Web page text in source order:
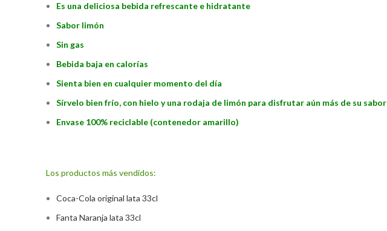
Es una deliciosa bebida refrescante e hidratante
Sabor limón
Sin gas
Bebida baja en calorías
Sienta bien en cualquier momento del día
Sírvelo bien frío, con hielo y una rodaja de limón para disfrutar aún más de su sabor
Envase 100% reciclable (contenedor amarillo)
Los productos más vendidos:
Coca-Cola original lata 33cl
Fanta Naranja lata 33cl